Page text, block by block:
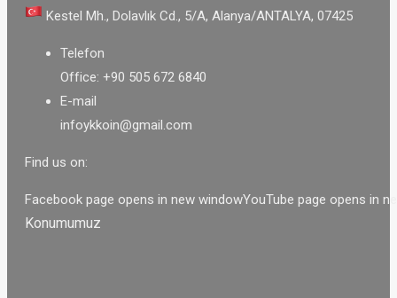
Kestel Mh., Dolavlık Cd., 5/A, Alanya/ANTALYA, 07425
Telefon
Office: +90 505 672 6840
E-mail
infoykkoin@gmail.com
Find us on:
Facebook page opens in new windowYouTube page opens in
Konumumuz